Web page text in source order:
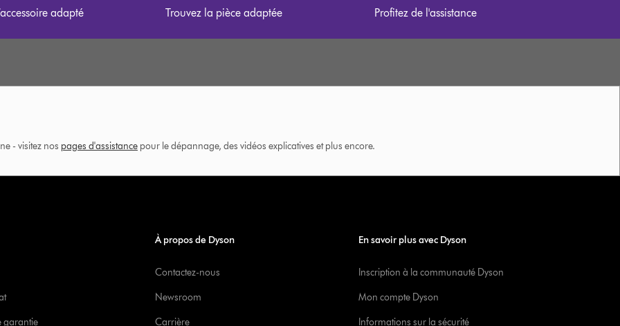
adapté Trouvez la pièce adaptée Profitez de l'assistance
- visitez nos pages d'assistance pour le dépannage, des vidéos explicatives et plus encore.
garantie
À propos de Dyson
Contactez-nous
Newsroom
Carrière
En savoir plus avec Dyson
Inscription à la communauté Dyson
Mon compte Dyson
Informations sur la sécurité